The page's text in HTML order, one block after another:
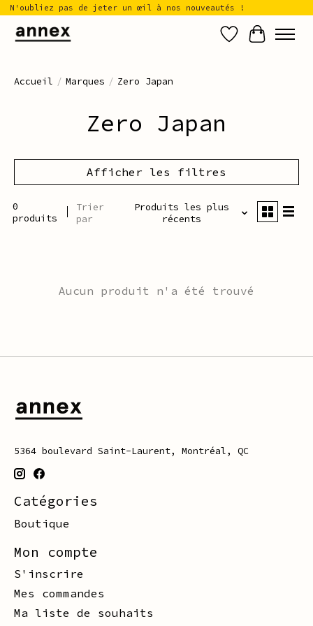
N'oubliez pas de jeter un œil à nos nouveautés !
Liste de
Panier
Accueil / Marques / Zero Japan
Zero Japan
Afficher les filtres
0
produits
Trier
par
Produits les plus
récents
Aucun produit n'a été trouvé
5364 boulevard Saint-Laurent, Montréal, QC
Catégories
Boutique
Mon compte
S'inscrire
Mes commandes
Ma liste de souhaits